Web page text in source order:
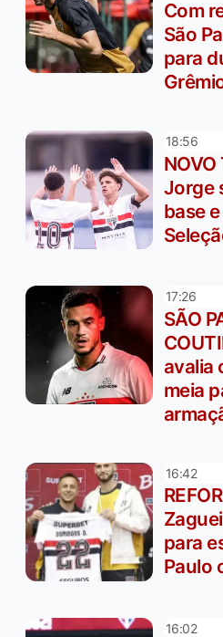
Com
São
para
18:56
Jorge
base
17:26
SÃO
avalia
meia
16:42
para
Paulo
16:02